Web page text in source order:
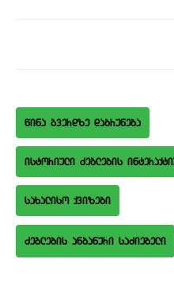
wina gverdze dabruneba
istoriuli Zeglebis
saxaliso qvizebi